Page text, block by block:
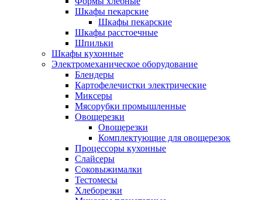
Шкафы пекарские
Шкафы пекарские
Шкафы расстоечные
Шпильки
Шкафы кухонные
Электромеханическое оборудование
Блендеры
Картофелечистки электрические
Миксеры
Мясорубки промышленные
Овощерезки
Овощерезки
Комплектующие для овощерезок
Процессоры кухонные
Слайсеры
Соковыжималки
Тестомесы
Хлеборезки